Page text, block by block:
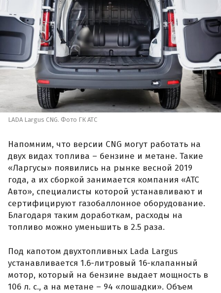
LADA Largus CNG. Фото ГК АТС
Напомним, что версии CNG могут работать на
двух видах топлива – бензине и метане. Такие
«Ларгусы» появились на рынке весной 2019
года, а их сборкой занимается компания «АТС
Авто», специалисты которой устанавливают и
сертифицируют газобаллонное оборудование.
Благодаря таким доработкам, расходы на
топливо можно уменьшить в 2.5 раза.
Под капотом двухтопливных Lada Largus
устанавливается 1.6-литровый 16-клапанный
мотор, который на бензине выдает мощность в
106 л. с., а на метане – 94 «лошадки». Объем